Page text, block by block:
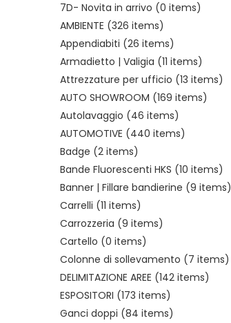
7D- Novita in arrivo (0 items)
AMBIENTE (326 items)
Appendiabiti (26 items)
Armadietto | Valigia (11 items)
Attrezzature per ufficio (13 items)
AUTO SHOWROOM (169 items)
Autolavaggio (46 items)
AUTOMOTIVE (440 items)
Badge (2 items)
Bande Fluorescenti HKS (10 items)
Banner | Fillare bandierine (9 items)
Carrelli (11 items)
Carrozzeria (9 items)
Cartello (0 items)
Colonne di sollevamento (7 items)
DELIMITAZIONE AREE (142 items)
ESPOSITORI (173 items)
Ganci doppi (84 items)